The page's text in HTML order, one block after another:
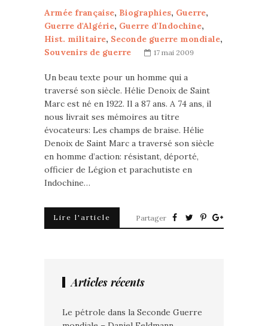
Armée française, Biographies, Guerre,
Guerre d'Algérie, Guerre d'Indochine,
Hist. militaire, Seconde guerre mondiale,
Souvenirs de guerre
17 mai 2009
Un beau texte pour un homme qui a
traversé son siècle. Hélie Denoix de Saint
Marc est né en 1922. Il a 87 ans. A 74 ans, il
nous livrait ses mémoires au titre
évocateurs: Les champs de braise. Hélie
Denoix de Saint Marc a traversé son siècle
en homme d’action: résistant, déporté,
officier de Légion et parachutiste en
Indochine…
Lire l'article Partager
Articles récents
Le pétrole dans la Seconde Guerre